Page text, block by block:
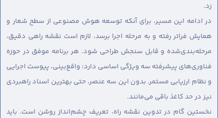
زد.
در ادامه این مسیر، برای آنکه توسعه هوش مصنوعی از سطح شعار و
همایش فراتر رفته و به مرحله اجرا برسد، لازم است نقشه راهی دقیق،
مرحله‌بندی‌شده و قابل سنجش طراحی شود. هر برنامه موفق در حوزه
فناوری‌های پیشرفته سه ویژگی اساسی دارد: واقع‌بینی، پیوست اجرایی
و نظام ارزیابی مستمر. بدون این سه عنصر، حتی بهترین اسناد راهبردی
نیز در حد کاغذ باقی می‌مانند.
نخستین گام در تدوین نقشه راه، تعریف چشم‌انداز روشن است. باید